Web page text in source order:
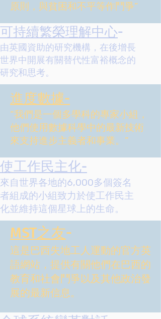
原則，與貧困和不平等作鬥爭”
可持續繁榮理解中心-
由英國資助的研究機構，在後增長
世界中開展有關替代性富裕概念的
研究和思考。
進度數據-
“我們是一個多學科的專家小組，
他們使用數據科學中的最新技術
來支持進步主義者和事業。”
使工作民主化-
來自世界各地的6,000多個簽名
者組成的小組致力於使工作民主
化並維持這個星球上的生命。
MST之友-
這是巴西失地工人運動的官方英
語網站，提供有關他們在巴西的
教育和社會鬥爭以及其他政治發
展的最新信息。